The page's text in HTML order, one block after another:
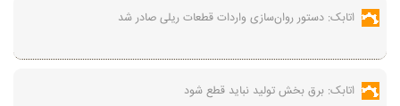
اتابک: دستور روان‌سازی واردات قطعات ریلی صادر شد
اتابک: برق بخش تولید نباید قطع شود